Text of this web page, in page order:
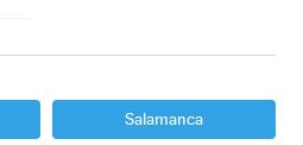
Salamanca